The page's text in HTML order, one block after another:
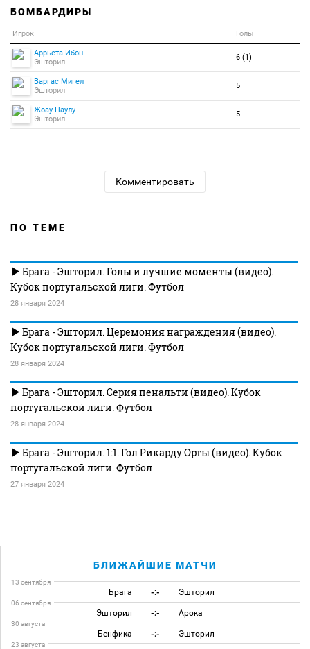
БОМБАРДИРЫ
Игрок Голы
Аррьета Ибон
Эшторил
6 (1)
Варгас Мигел
Эшторил
5
Жоау Паулу
Эшторил
5
Комментировать
ПО ТЕМЕ
Брага - Эшторил. Голы и лучшие моменты (видео).
Кубок португальской лиги. Футбол
28 января 2024
Брага - Эшторил. Церемония награждения (видео).
Кубок португальской лиги. Футбол
28 января 2024
Брага - Эшторил. Серия пенальти (видео). Кубок
португальской лиги. Футбол
28 января 2024
Брага - Эшторил. 1:1. Гол Рикарду Орты (видео). Кубок
португальской лиги. Футбол
27 января 2024
БЛИЖАЙШИЕ МАТЧИ
13 сентября
Брага -:- Эшторил
06 сентября
Эшторил -:- Арока
30 августа
Бенфика -:- Эшторил
23 августа